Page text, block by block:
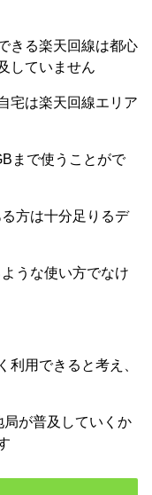
きる楽天回線は都心
していません
宅は楽天回線エリア
まで使うことがで
方は十分足りるデ
うな使い方でなけ
利用できると考え、
が普及していくか